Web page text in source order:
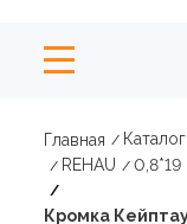
Главная
REHAU
0,8*19
Кромка